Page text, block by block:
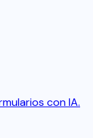
con IA.